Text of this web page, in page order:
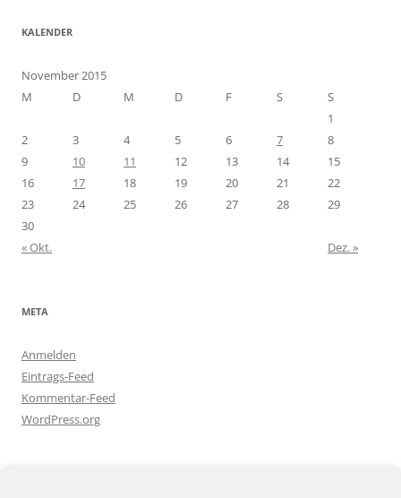
KALENDER
November 2015
M
D M D F S
S
1
2
3 4 5 6 7
8
9
10 11 12 13 14
15
16
17 18 19 20 21
22
23
24 25 26 27 28
29
30
« Okt.
Dez. »
META
Anmelden
Eintrags-Feed
Kommentar-Feed
WordPress.org